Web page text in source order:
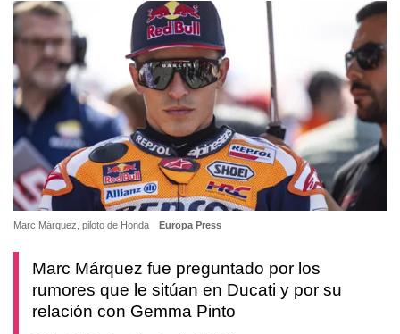
Marc Márquez, piloto de Honda Europa Press
Marc Márquez fue preguntado por los
rumores que le sitúan en Ducati y por su
relación con Gemma Pinto